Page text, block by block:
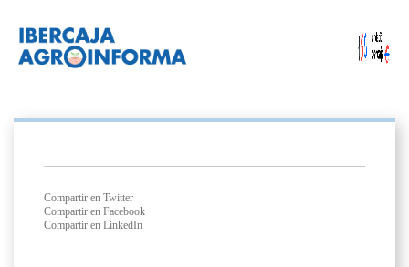
Compartir en Twitter
Compartir en Facebook
Compartir en LinkedIn